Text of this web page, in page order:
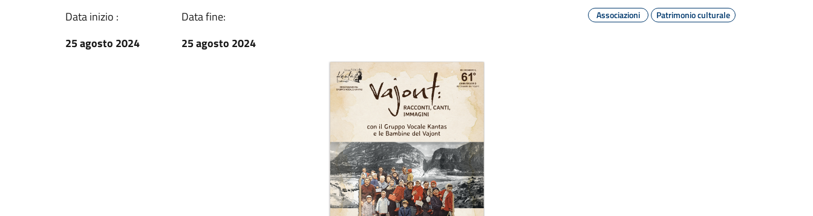
Data inizio :
25 agosto 2024
Data fine:
25 agosto 2024
Associazioni
Patrimonio culturale